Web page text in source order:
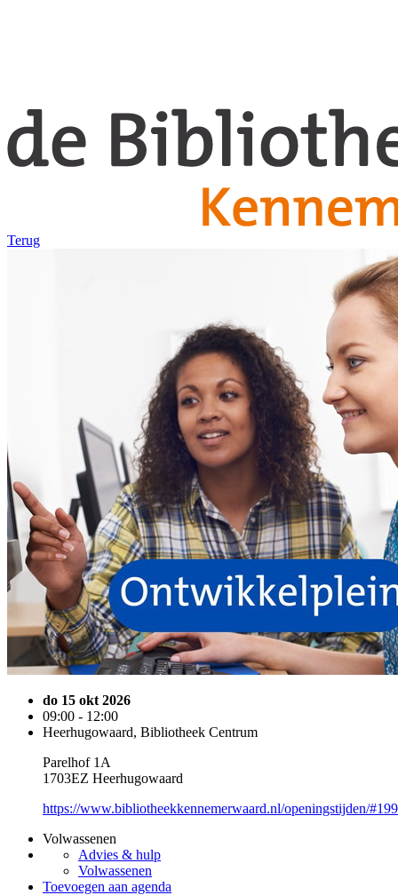
Terug
do 15 okt 2026
09:00 - 12:00
Heerhugowaard, Bibliotheek Centrum
Parelhof 1A
1703EZ Heerhugowaard
https://www.bibliotheekkennemerwaard.nl/openingstijden/
Volwassenen
Advies & hulp
Volwassenen
Toevoegen aan agenda